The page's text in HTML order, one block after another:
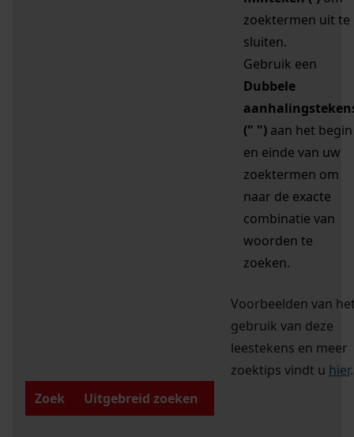
zoektermen uit te
sluiten.
Gebruik een
Dubbele
(" ") aan het begin
en einde van uw
zoektermen om
naar de exacte
combinatie van
woorden te
zoeken.
Voorbeelden van
gebruik van deze
leestekens en meer
zoektips vindt u hier.
Zoek
Uitgebreid zoeken